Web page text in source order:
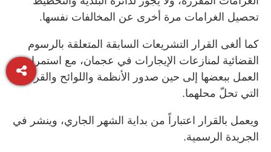
تحصيل الغرامات مرة أخرى عن المخالفات نفسها.
كما ألغى القرار التشريعات السابقة المتعلقة بالرسوم
القضائية لمنازعات الإيجارات في عجمان، مع استمرار
العمل ببعضها إلى حين صدور الأنظمة واللوائح والقرارات
التي تحلّ محلهما.
ويعمل بالقرار اعتباراً من بداية الشهر الجاري، وينشر في
الجريدة الرسمية.